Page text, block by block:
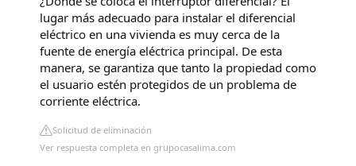
lugar más adecuado para instalar el diferencial
eléctrico en una vivienda es muy cerca de la
fuente de energía eléctrica principal. De esta
manera, se garantiza que tanto la propiedad como
el usuario estén protegidos de un problema de
corriente eléctrica.
Solicitud de eliminación
Ver respuesta completa en grupocasalima.com